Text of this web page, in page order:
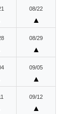
08/22
▲
08/29
▲
09/05
▲
09/12
▲